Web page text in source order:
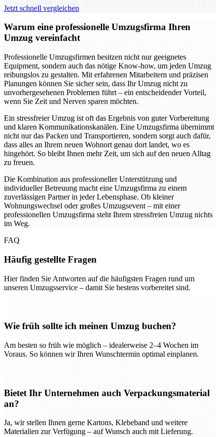
Jetzt schnell vergleichen
Warum eine professionelle Umzugsfirma Ihren
Umzug vereinfacht
Professionelle Umzugsfirmen besitzen nicht nur geeignetes
Equipment, sondern auch das nötige Know-how, um jeden Umzug
reibungslos zu gestalten. Mit erfahrenen Mitarbeitern und präzisen
Planungen können Sie sicher sein, dass Ihr Umzug nicht zu
unvorhergesehenen Problemen führt – ein entscheidender Vorteil,
wenn Sie Zeit und Nerven sparen möchten.
Ein stressfreier Umzug ist oft das Ergebnis von guter Vorbereitung
und klaren Kommunikationskanälen. Eine Umzugsfirma übernimmt
nicht nur das Packen und Transportieren, sondern sorgt auch dafür,
dass alles an Ihrem neuen Wohnort genau dort landet, wo es
hingehört. So bleibt Ihnen mehr Zeit, um sich auf den neuen Alltag
zu freuen.
Die Kombination aus professioneller Unterstützung und
individueller Betreuung macht eine Umzugsfirma zu einem
zuverlässigen Partner in jeder Lebensphase. Ob kleiner
Wohnungswechsel oder großes Umzugsevent – mit einer
professionellen Umzugsfirma steht Ihrem stressfreien Umzug nichts
im Weg.
FAQ
Häufig gestellte Fragen
Hier finden Sie Antworten auf die häufigsten Fragen rund um
unseren Umzugsservice – damit Sie bestens vorbereitet sind.
Wie früh sollte ich meinen Umzug buchen?
Am besten so früh wie möglich – idealerweise 2–4 Wochen im
Voraus. So können wir Ihren Wunschtermin optimal einplanen.
Bietet Ihr Unternehmen auch Verpackungsmaterial
an?
Ja, wir stellen Ihnen gerne Kartons, Klebeband und weitere
Materialien zur Verfügung – auf Wunsch auch mit Lieferung.